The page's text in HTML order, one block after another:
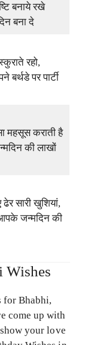
बनाये रखे
बना दे
रहो,
पर पार्टी
महसूस कराती है
की लाखों
सारी खुशियां,
जन्मदिन की
Wishes
for Bhabhi,
come up with
your love